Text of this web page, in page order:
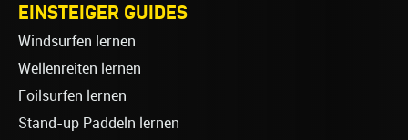
EINSTEIGER GUIDES
Windsurfen lernen
Wellenreiten lernen
Foilsurfen lernen
Stand-up Paddeln lernen